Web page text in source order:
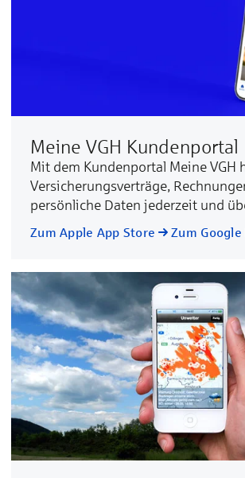
Meine VGH Kundenportal
Mit dem Kundenportal Meine VGH
Versicherungsverträge,
persönliche Daten jederzeit und
Zum Apple App Store Zum